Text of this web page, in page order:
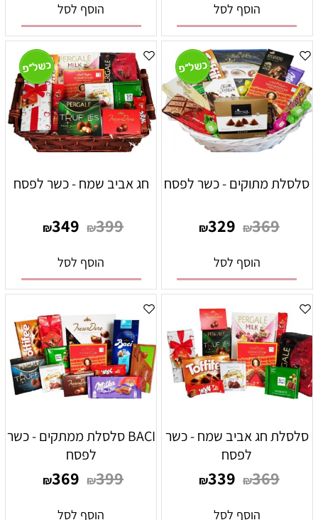
הוסף לסל הוסף לסל
סלסלת מתוקים - כשר לפסח
₪369
₪329
הוסף לסל
חג אביב שמח - כשר לפסח
₪399
₪349
הוסף לסל
סלסלת חג אביב שמח - כשר
לפסח
₪369
₪339
הוסף לסל
BACI סלסלת ממתקים - כשר
לפסח
₪399
₪369
הוסף לסל